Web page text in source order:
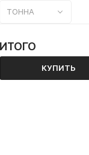
ТОННА
ИТОГО
КУПИТЬ